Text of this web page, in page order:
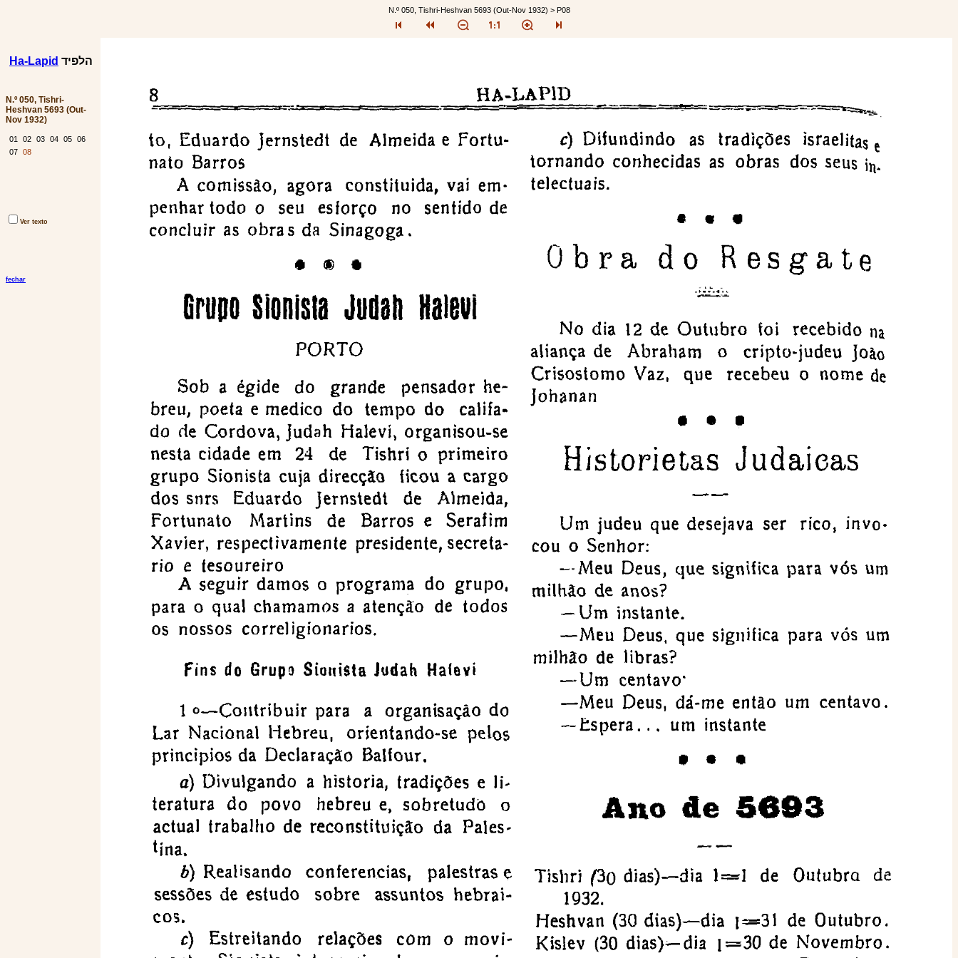
N.º 050, Tishri-Heshvan 5693 (Out-Nov 1932) > P08
Ha-Lapid הלפיד
N.º 050, Tishri-
Heshvan 5693 (Out-
Nov 1932)
01 02 03 04 05 06
07 08
Ver texto
fechar